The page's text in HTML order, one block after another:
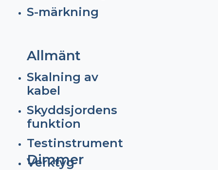
S-märkning
Allmänt
Skalning av
kabel
Skyddsjordens
funktion
Testinstrument
Verktyg
Dimmer